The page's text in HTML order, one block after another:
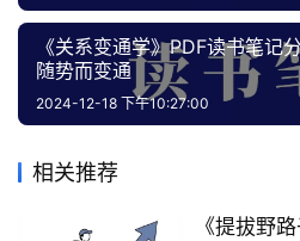
会
专
《关系变通学》PDF读书笔记
随势而变通
2024-12-18 下午10:27:00
相关推荐
《